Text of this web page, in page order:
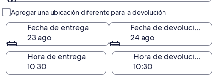
Agregar una ubicación diferente para la devolución
Fecha de entrega
23 ago
Fecha de devolución
24 ago
Hora de entrega
Hora de devolución